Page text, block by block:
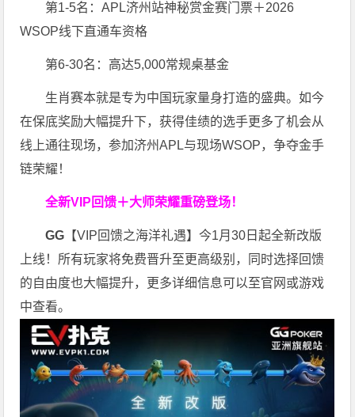
第1-5名：APL济州站神秘赏金赛门票＋2026
WSOP线下直通车资格
第6-30名：高达5,000常规桌基金
生肖赛本就是专为中国玩家量身打造的盛典。如今
在保底奖励大幅提升下，获得佳绩的选手更多了机会从
线上通往现场，参加济州APL与现场WSOP，争夺金手
链荣耀！
全新VIP回馈＋大师荣耀重磅登场！
GG 【VIP回馈之海洋礼遇】今1月30日起全新改版
上线！所有玩家将免费晋升至更高级别，同时选择回馈
的自由度也大幅提升，更多详细信息可以至官网或游戏
中查看。